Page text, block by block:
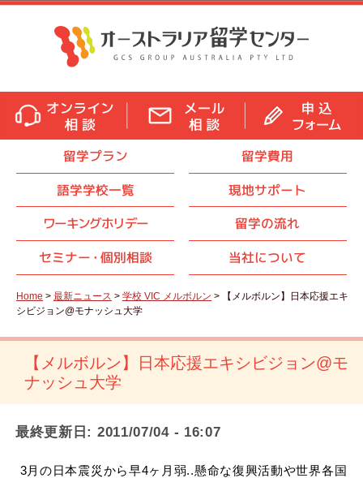
留学プラン
留学費用
語学学校一覧
現地サポート
ワーキングホリデー
留学の流れ
セミナー・ 個別相談 当社について
Home > 最新ニュース > 学校 VIC メルボルン > 【メルボルン】日本応援エキ
シビジョン@モナッシュ大学
【メルボルン】日本応援エキシビジョン@モ
ナッシュ大学
最終更新日: 2011/07/04 - 16:07
3月の日本震災から早4ヶ月弱..懸命な復興活動や世界各国